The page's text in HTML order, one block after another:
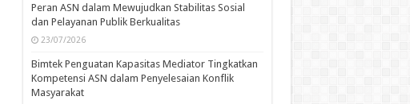
Peran ASN dalam Mewujudkan Stabilitas Sosial
dan Pelayanan Publik Berkualitas
23/07/2026
Bimtek Penguatan Kapasitas Mediator Tingkatkan
Kompetensi ASN dalam Penyelesaian Konflik
Masyarakat